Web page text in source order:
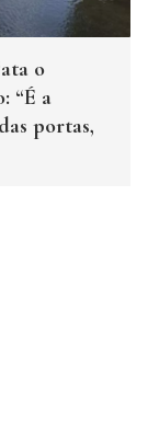
o
“É a
portas,